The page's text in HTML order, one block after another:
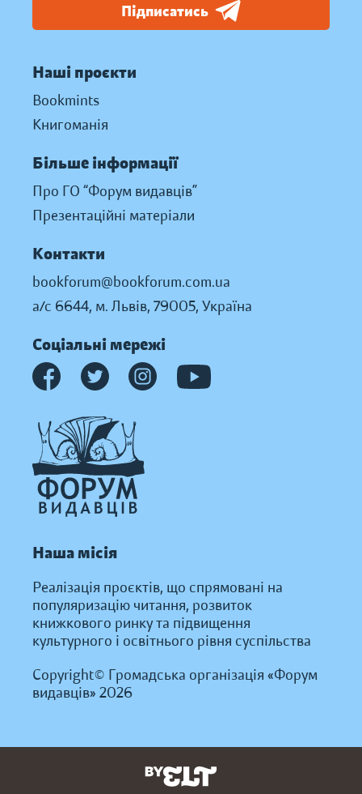
Підписатись
Наші проєкти
Bookmints
Книгоманія
Більше інформації
Про ГО “Форум видавців”
Презентаційні матеріали
Контакти
bookforum@bookforum.com.ua
а/с 6644, м. Львів, 79005, Україна
Соціальні мережі
Наша місія
Реалізація проєктів, що спрямовані на
популяризацію читання, розвиток
книжкового ринку та підвищення
культурного і освітнього рівня суспільства
Copyright© Громадська організація «Форум
видавців» 2026